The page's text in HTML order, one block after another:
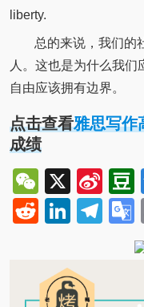
liberty.
总的来说，我们的
人。这也是为什么我
自由应该拥有边界。
点击查看雅思写作
成绩
WeChat
X
Reddit